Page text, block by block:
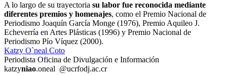
A lo largo de su trayectoria su labor fue reconocida mediante
diferentes premios y homenajes, como el Premio Nacional de
Periodismo Joaquín García Monge (1976), Premio Aquileo J.
Echeverría en Artes Plásticas (1996) y Premio Nacional de
Periodismo Pío Víquez (2000).
Katzy O`neal Coto
Periodista Oficina de Divulgación e Información
katzyniao.oneal @ucrfodj.ac.cr